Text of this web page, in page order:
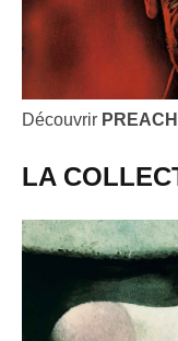
Découvrir
LA